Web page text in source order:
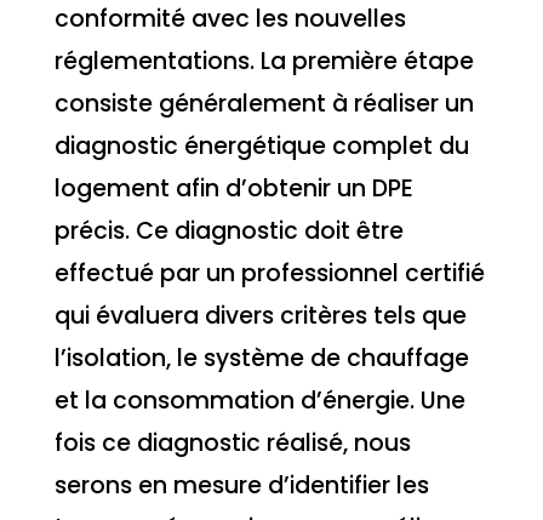
conformité avec les nouvelles
réglementations. La première étape
consiste généralement à réaliser un
diagnostic énergétique complet du
logement afin d’obtenir un DPE
précis. Ce diagnostic doit être
effectué par un professionnel certifié
qui évaluera divers critères tels que
l’isolation, le système de chauffage
et la consommation d’énergie. Une
fois ce diagnostic réalisé, nous
serons en mesure d’identifier les